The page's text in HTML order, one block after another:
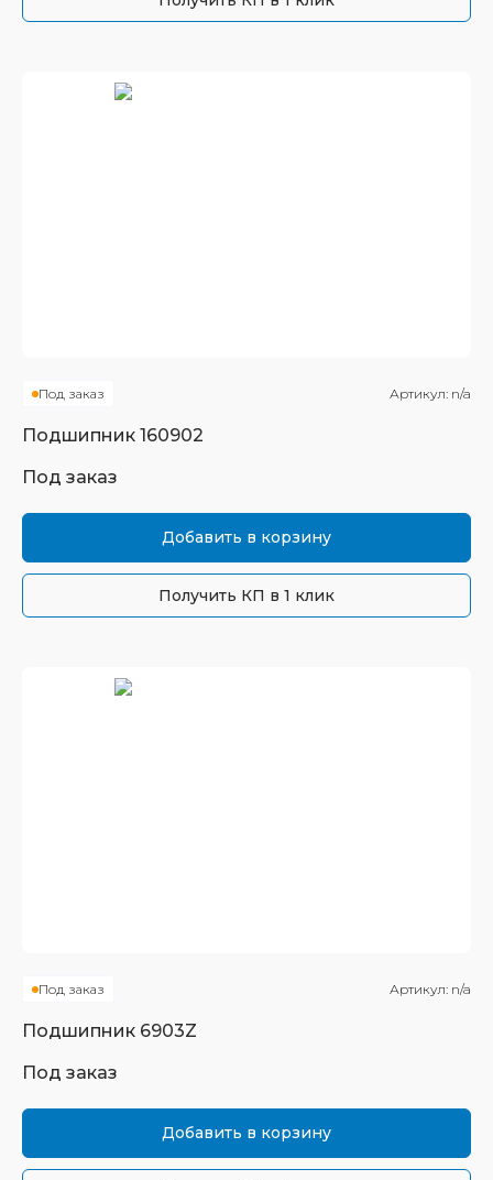
Под заказ Артикул: n/a
Подшипник 160902
Под заказ
Добавить в корзину
Получить КП в 1 клик
Под заказ Артикул: n/a
Подшипник 6903Z
Под заказ
Добавить в корзину